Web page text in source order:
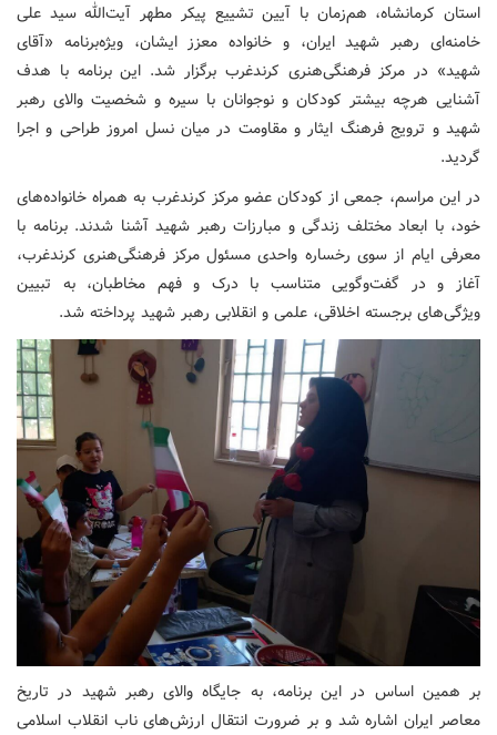
استان کرمانشاه، هم‌زمان با آیین تشییع پیکر مطهر آیت‌الله سید علی
خامنه‌ای رهبر شهید ایران، و خانواده معزز ایشان، ویژه‌برنامه «آقای
شهید» در مرکز فرهنگی‌هنری کرندغرب برگزار شد. این برنامه با هدف
آشنایی هرچه بیشتر کودکان و نوجوانان با سیره و شخصیت والای رهبر
شهید و ترویج فرهنگ ایثار و مقاومت در میان نسل امروز طراحی و اجرا
گردید.
در این مراسم، جمعی از کودکان عضو مرکز کرندغرب به همراه خانواده‌های
خود، با ابعاد مختلف زندگی و مبارزات رهبر شهید آشنا شدند. برنامه با
معرفی ایام از سوی رخساره واحدی مسئول مرکز فرهنگی‌هنری کرندغرب،
آغاز و در گفت‌وگویی متناسب با درک و فهم مخاطبان، به تبیین
ویژگی‌های برجسته اخلاقی، علمی و انقلابی رهبر شهید پرداخته شد.
بر همین اساس در این برنامه، به جایگاه والای رهبر شهید در تاریخ
معاصر ایران اشاره شد و بر ضرورت انتقال ارزش‌های ناب انقلاب اسلامی